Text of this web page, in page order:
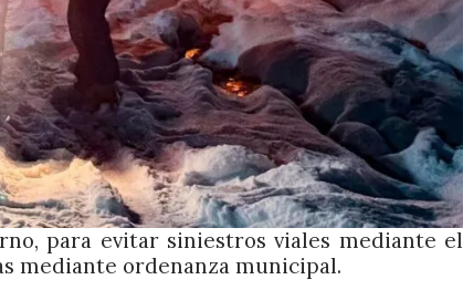
para evitar siniestros viales mediante el
mediante ordenanza municipal.